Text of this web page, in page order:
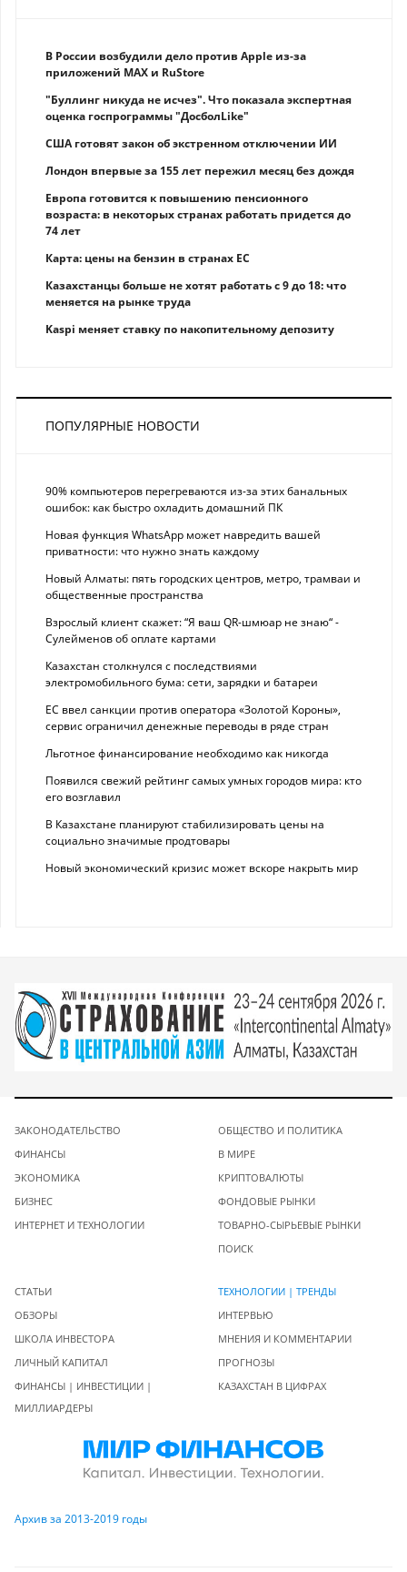
В России возбудили дело против Apple из-за
приложений MAX и RuStore
"Буллинг никуда не исчез". Что показала экспертная
оценка госпрограммы "ДосболLike"
США готовят закон об экстренном отключении ИИ
Лондон впервые за 155 лет пережил месяц без дождя
Европа готовится к повышению пенсионного
возраста: в некоторых странах работать придется до
74 лет
Карта: цены на бензин в странах ЕС
Казахстанцы больше не хотят работать с 9 до 18: что
меняется на рынке труда
Kaspi меняет ставку по накопительному депозиту
ПОПУЛЯРНЫЕ НОВОСТИ
90% компьютеров перегреваются из-за этих банальных
ошибок: как быстро охладить домашний ПК
Новая функция WhatsApp может навредить вашей
приватности: что нужно знать каждому
Новый Алматы: пять городских центров, метро, трамваи и
общественные пространства
Взрослый клиент скажет: “Я ваш QR-шмюар не знаю“ -
Сулейменов об оплате картами
Казахстан столкнулся с последствиями
электромобильного бума: сети, зарядки и батареи
ЕС ввел санкции против оператора «Золотой Короны»,
сервис ограничил денежные переводы в ряде стран
Льготное финансирование необходимо как никогда
Появился свежий рейтинг самых умных городов мира: кто
его возглавил
В Казахстане планируют стабилизировать цены на
социально значимые продтовары
Новый экономический кризис может вскоре накрыть мир
ЗАКОНОДАТЕЛЬСТВО
ФИНАНСЫ
ЭКОНОМИКА
БИЗНЕС
ИНТЕРНЕТ И ТЕХНОЛОГИИ
ОБЩЕСТВО И ПОЛИТИКА
В МИРЕ
КРИПТОВАЛЮТЫ
ФОНДОВЫЕ РЫНКИ
ТОВАРНО-СЫРЬЕВЫЕ РЫНКИ
ПОИСК
СТАТЬИ
ОБЗОРЫ
ШКОЛА ИНВЕСТОРА
ЛИЧНЫЙ КАПИТАЛ
ФИНАНСЫ | ИНВЕСТИЦИИ |
МИЛЛИАРДЕРЫ
ТЕХНОЛОГИИ | ТРЕНДЫ
ИНТЕРВЬЮ
МНЕНИЯ И КОММЕНТАРИИ
ПРОГНОЗЫ
КАЗАХСТАН В ЦИФРАХ
Архив за 2013-2019 годы